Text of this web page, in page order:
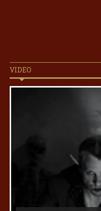
VIDEO